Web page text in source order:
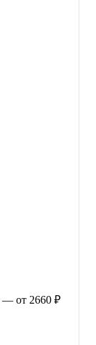
— от 2660 ₽